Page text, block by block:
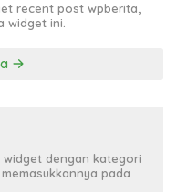
recent post wpberita,
widget ini.
dengan kategori
pada